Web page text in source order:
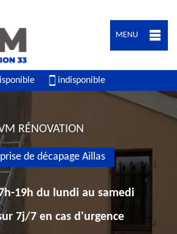
MENU
indisponible
RÉNOVATION
de décapage Aillas
19h du lundi au samedi
7j/7 en cas d'urgence